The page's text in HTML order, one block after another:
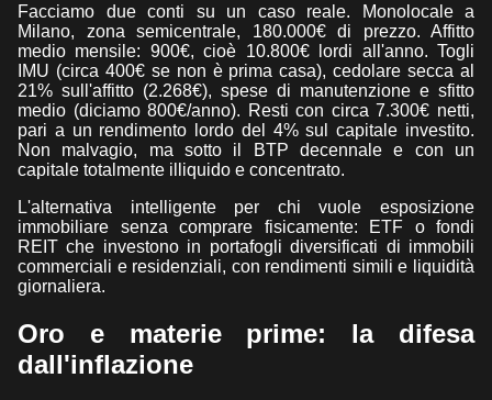
Facciamo due conti su un caso reale. Monolocale a
Milano, zona semicentrale, 180.000€ di prezzo. Affitto
medio mensile: 900€, cioè 10.800€ lordi all'anno. Togli
IMU (circa 400€ se non è prima casa), cedolare secca al
21% sull'affitto (2.268€), spese di manutenzione e sfitto
medio (diciamo 800€/anno). Resti con circa 7.300€ netti,
pari a un rendimento lordo del 4% sul capitale investito.
Non malvagio, ma sotto il BTP decennale e con un
capitale totalmente illiquido e concentrato.
L'alternativa intelligente per chi vuole esposizione
immobiliare senza comprare fisicamente: ETF o fondi
REIT che investono in portafogli diversificati di immobili
commerciali e residenziali, con rendimenti simili e liquidità
giornaliera.
Oro e materie prime: la difesa
dall'inflazione